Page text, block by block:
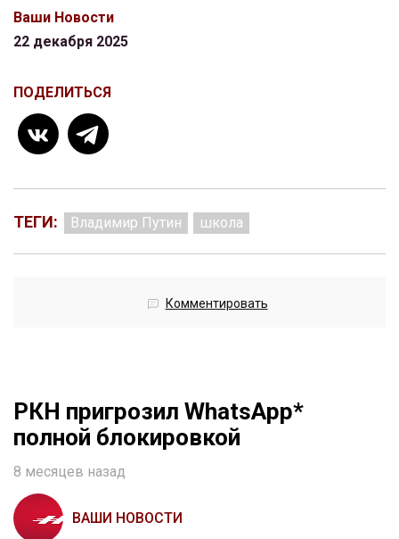
Ваши Новости
22 декабря 2025
ПОДЕЛИТЬСЯ
ТЕГИ: Владимир Путин школа
Комментировать
РКН пригрозил WhatsApp*
полной блокировкой
8 месяцев назад
ВАШИ НОВОСТИ